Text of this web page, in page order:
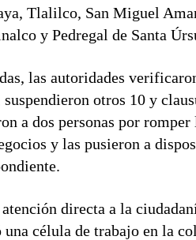
Tlalilco, San Miguel
y Pedregal de Santa
las autoridades
otros 10 y
a dos personas por
y las pusieron a
directa a la
una célula de trabajo en la